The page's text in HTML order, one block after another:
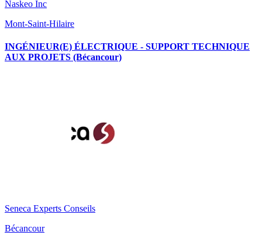
Naskeo Inc
Mont-Saint-Hilaire
INGÉNIEUR(E) ÉLECTRIQUE - SUPPORT TECHNIQUE
AUX PROJETS (Bécancour)
Seneca Experts Conseils
Bécancour